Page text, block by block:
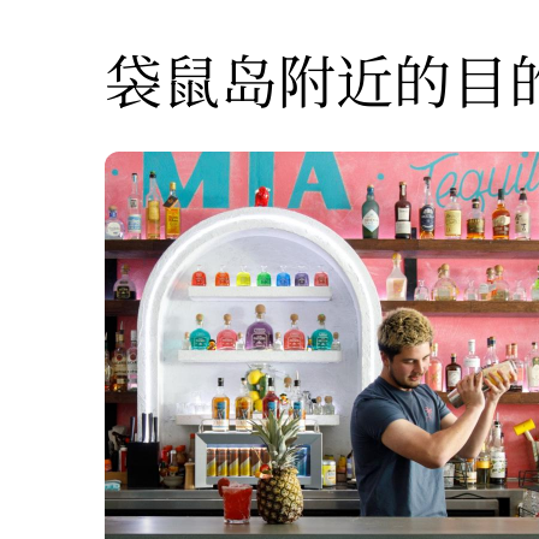
袋鼠岛附近的目